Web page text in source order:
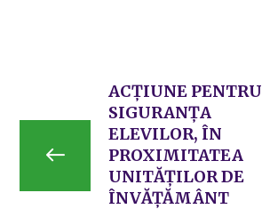
ACȚIUNE PENTRU
SIGURANȚA
ELEVILOR, ÎN
PROXIMITATEA
UNITĂȚILOR DE
ÎNVĂȚĂMÂNT